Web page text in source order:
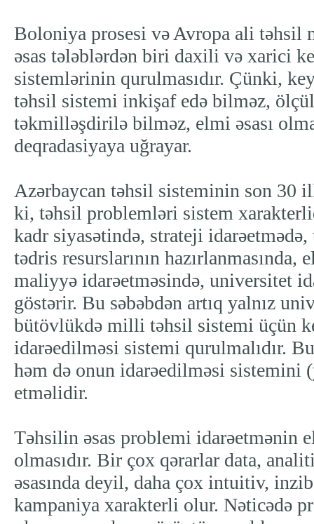
Boloniya prosesi və Avropa ali təhsil
əsas tələblərdən biri daxili və xarici
sistemlərinin qurulmasıdır. Çünki,
təhsil sistemi inkişaf edə bilməz,
təkmilləşdirilə bilməz, elmi əsası
deqradasiyaya uğrayar.
Azərbaycan təhsil sisteminin son 30
ki, təhsil problemləri sistem
kadr siyasətində, strateji
tədris resurslarının hazırlanmasında,
maliyyə idarəetməsində, universitet
göstərir. Bu səbəbdən artıq yalnız
bütövlükdə milli təhsil sistemi üçün
idarəedilməsi sistemi qurulmalıdır.
həm də onun idarəedilməsi sistemini
etməlidir.
Təhsilin əsas problemi idarəetmənin
olmasıdır. Bir çox qərarlar data,
əsasında deyil, daha çox intuitiv,
kampaniya xarakterli olur. Nəticədə